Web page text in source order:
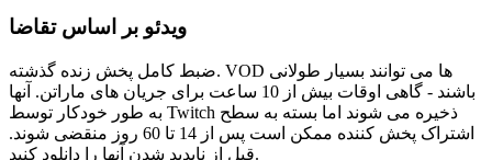
ویدئو بر اساس تقاضا
ضبط کامل پخش زنده گذشته. VOD ها می توانند بسیار طولانی
باشند - گاهی اوقات بیش از 10 ساعت برای جریان های ماراتن. آنها
به طور خودکار توسط Twitch ذخیره می شوند اما بسته به سطح
اشتراک پخش کننده ممکن است پس از 14 تا 60 روز منقضی شوند.
قبل از ناپدید شدن آنها را دانلود کنید.